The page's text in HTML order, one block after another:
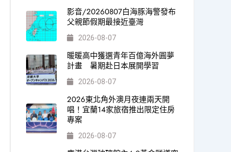
影音/20260807白海豚海警發布
父親節假期最接近臺灣
2026-08-07
暖暖高中獲選青年百億海外圓夢
計畫 暑期赴日本展開學習
2026-08-07
2026東北角外澳月夜連兩天開
唱！宜蘭14家旅宿推出限定住房
專案
2026-08-07